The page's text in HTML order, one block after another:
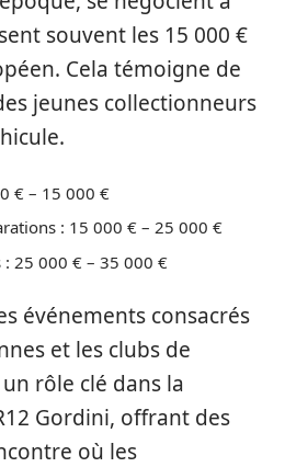
souvent les 15 000 €
Cela témoigne de
jeunes collectionneurs
€ – 15 000 €
: 15 000 € – 25 000 €
: 25 000 € – 35 000 €
événements consacrés
et les clubs de
rôle clé dans la
Gordini, offrant des
où les